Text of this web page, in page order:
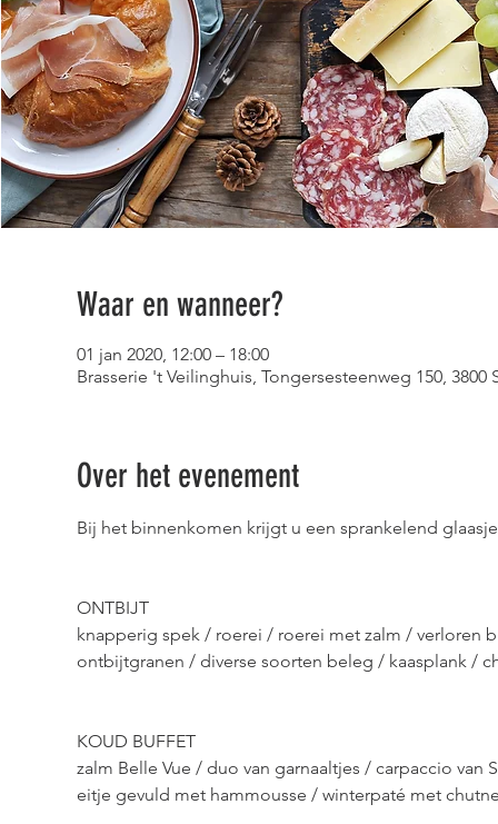
Waar en wanneer?
01 jan 2020, 12:00 – 18:00
Brasserie 't Veilinghuis, Tongersesteenweg 150, 3800
Over het evenement
ONTBIJT
knapperig spek / roerei / roerei met zalm /
KOUD BUFFET
zalm Belle Vue / duo van garnaaltjes / carpaccio